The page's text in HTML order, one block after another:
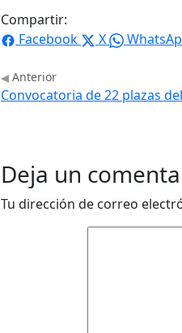
Compartir:
Facebook
X
Anterior
Convocatoria de 22 plazas
Deja un
Tu dirección de correo